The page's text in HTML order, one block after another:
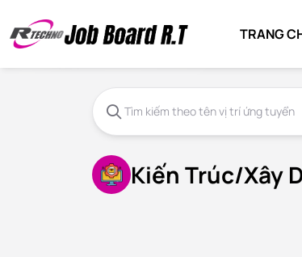
TRANG
Kiến Trúc/Xây